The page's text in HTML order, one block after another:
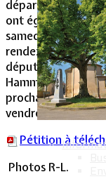
départementale. Ils
ont également eu,
samedi matin, un
rendez-vous avec
député Brahim
Hammouche. Des
prochainement,
vendredi 15 février
Pétition à
Photos R-L.